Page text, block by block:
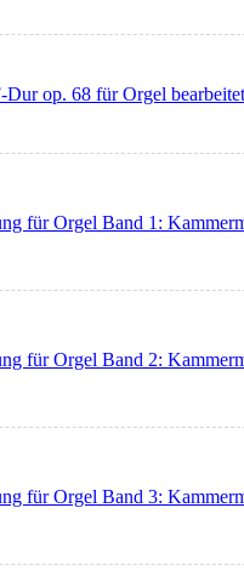
Dur op. 68 für Orgel bearbeitet
für Orgel Band 1:
für Orgel Band 2:
für Orgel Band 3: